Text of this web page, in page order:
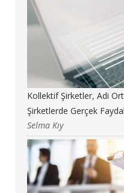
Kollektif Şirketler, Adi
Şirketlerde Gerçek
Selma Kıy